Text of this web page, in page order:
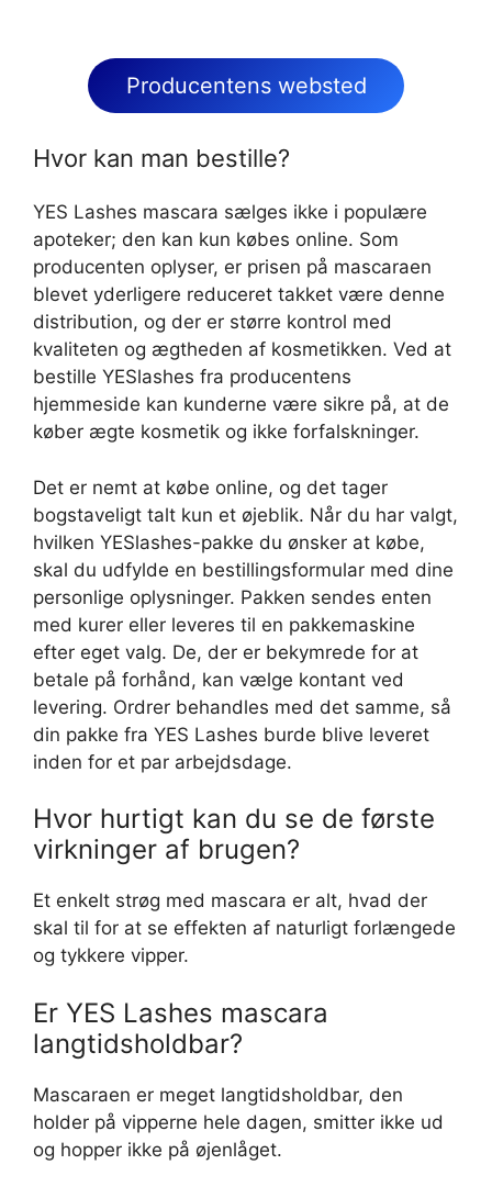
Producentens websted
Hvor kan man bestille?
YES Lashes mascara sælges ikke i populære
apoteker; den kan kun købes online. Som
producenten oplyser, er prisen på mascaraen
blevet yderligere reduceret takket være denne
distribution, og der er større kontrol med
kvaliteten og ægtheden af kosmetikken. Ved at
bestille YESlashes fra producentens
hjemmeside kan kunderne være sikre på, at de
køber ægte kosmetik og ikke forfalskninger.
Det er nemt at købe online, og det tager
bogstaveligt talt kun et øjeblik. Når du har valgt,
hvilken YESlashes-pakke du ønsker at købe,
skal du udfylde en bestillingsformular med dine
personlige oplysninger. Pakken sendes enten
med kurer eller leveres til en pakkemaskine
efter eget valg. De, der er bekymrede for at
betale på forhånd, kan vælge kontant ved
levering. Ordrer behandles med det samme, så
din pakke fra YES Lashes burde blive leveret
inden for et par arbejdsdage.
Hvor hurtigt kan du se de første
virkninger af brugen?
Et enkelt strøg med mascara er alt, hvad der
skal til for at se effekten af naturligt forlængede
og tykkere vipper.
Er YES Lashes mascara
langtidsholdbar?
Mascaraen er meget langtidsholdbar, den
holder på vipperne hele dagen, smitter ikke ud
og hopper ikke på øjenlåget.